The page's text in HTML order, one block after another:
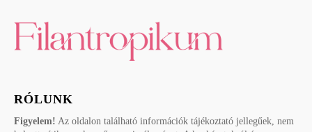
RÓLUNK
Figyelem! Az oldalon található információk tájékoztató jellegűek, nem